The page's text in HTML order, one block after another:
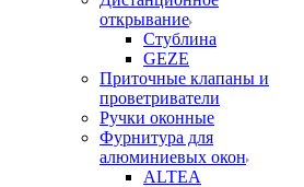
открывание
Стублина
GEZE
Приточные клапаны и
проветриватели
Ручки оконные
Фурнитура для
алюминиевых окон
ALTEA